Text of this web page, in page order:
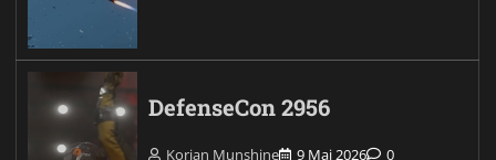
DefenseCon 2956
Korian Munshine 9 Mai 2026 0